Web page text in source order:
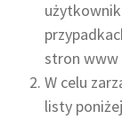
stron www
W celu
listy